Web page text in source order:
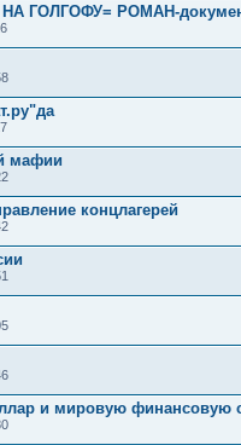
ГОЛГОФУ= РОМАН-
мафии
концлагерей
и мировую финансовую